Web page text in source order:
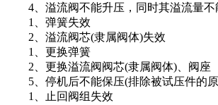
4、溢流阀不能升压，同时其溢流量不
1、弹簧失效
2、溢流阀芯(隶属阀体)失效
1、更换弹簧
2、更换溢流阀阀芯(隶属阀体)、阀座
5、停机后不能保压(排除被试压件的
1、止回阀组失效